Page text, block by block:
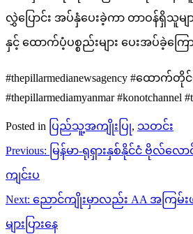
လွှဲပြောင်း အပ်နှံပေးခဲ့ကာ တာဝန်ရှိသူမျ
နှင့် ထောက်ပံ့ပစ္စည်းများ ပေးအပ်ခဲ့ကြ
#thepillarmedianewsagency #ထောက်
#thepillarmediamyanmar #konotchannel
Posted in ပြည်သူ့အကျိုးပြု, သတင်း
Post
navigation
Previous: မြန်မာ-ရုရှားနှစ်နိုင်ငံ ဗိုလ်လေ
ကျင်းပ
Next: ညောင်ကျိုးမှာလည်း AA အကြမ်း
များပြားနေ